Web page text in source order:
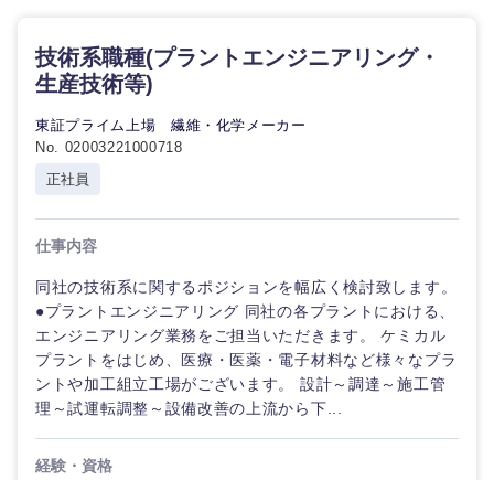
技術系職種(プラントエンジニアリング・
生産技術等)
東証プライム上場 繊維・化学メーカー
No. 02003221000718
正社員
仕事内容
同社の技術系に関するポジションを幅広く検討致します。
●プラントエンジニアリング 同社の各プラントにおける、
エンジニアリング業務をご担当いただきます。 ケミカル
プラントをはじめ、医療・医薬・電子材料など様々なプラ
ントや加工組立工場がございます。 設計～調達～施工管
理～試運転調整～設備改善の上流から下...
経験・資格